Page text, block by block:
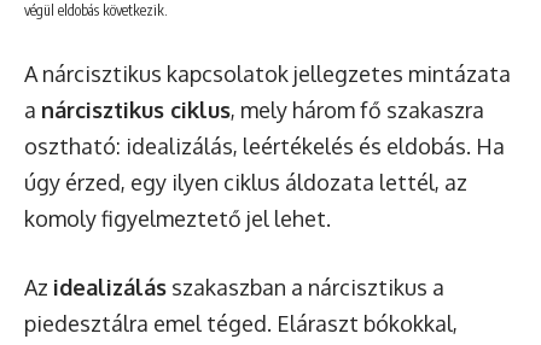
végül eldobás következik.
A nárcisztikus kapcsolatok jellegzetes mintázata
a nárcisztikus ciklus, mely három fő szakaszra
osztható: idealizálás, leértékelés és eldobás. Ha
úgy érzed, egy ilyen ciklus áldozata lettél, az
komoly figyelmeztető jel lehet.
Az idealizálás szakaszban a nárcisztikus a
piedesztálra emel téged. Eláraszt bókokkal,